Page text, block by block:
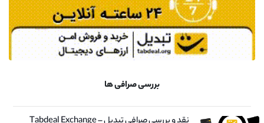
بررسی صرافی ها